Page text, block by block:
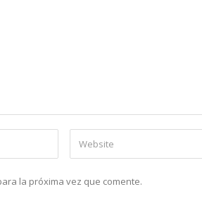
la próxima vez que comente.